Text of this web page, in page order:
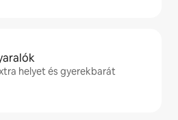
helyet és gyerekbarát